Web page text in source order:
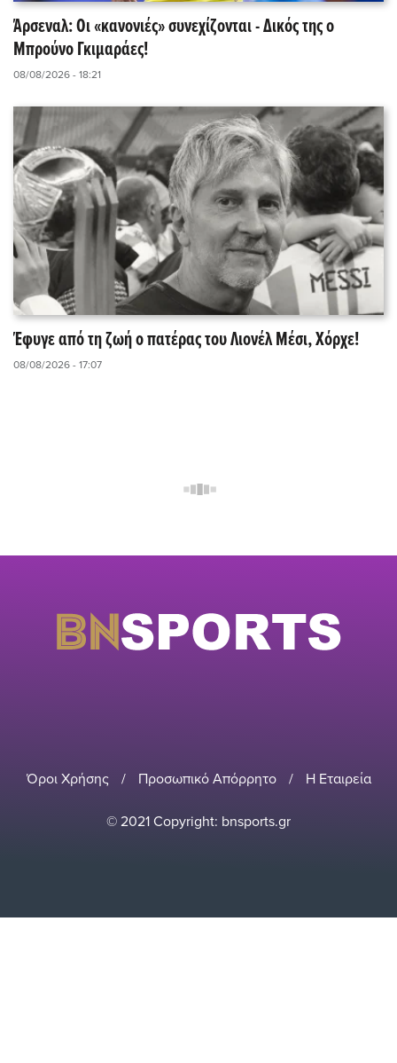
Άρσεναλ: Οι «κανονιές» συνεχίζονται - Δικός της ο
Μπρούνο Γκιμαράες!
08/08/2026 - 18:21
Έφυγε από τη ζωή ο πατέρας του Λιονέλ Μέσι, Χόρχε!
08/08/2026 - 17:07
Όροι Χρήσης / Προσωπικό Απόρρητο / Η Εταιρεία
© 2021 Copyright: bnsports.gr